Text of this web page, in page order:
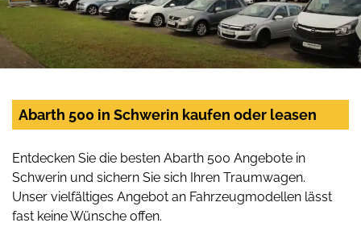
Abarth 500 in Schwerin kaufen oder leasen
Entdecken Sie die besten Abarth 500 Angebote in
Schwerin und sichern Sie sich Ihren Traumwagen.
Unser vielfältiges Angebot an Fahrzeugmodellen lässt
fast keine Wünsche offen.